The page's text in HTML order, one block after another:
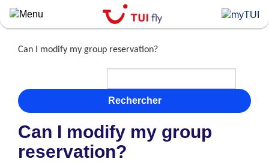
Skip
to
contentCan I modify my group reservation?
Rechercher
Can I modify my group
reservation?